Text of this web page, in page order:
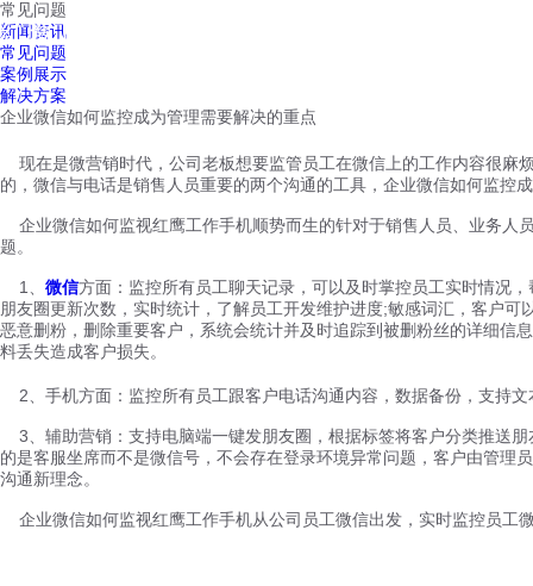
红鹰工作手机
常见问题
新闻资讯
常见问题
案例展示
解决方案
企业微信如何监控成为管理需要解决的重点
现在是微营销时代，公司老板想要监管员工在微信上的工作内容很麻
的，微信与电话是销售人员重要的两个沟通的工具，企业微信如何监控
企业微信如何监视红鹰工作手机顺势而生的针对于销售人员、业务人
题。
1、 微信方面：监控所有员工聊天记录，可以及时掌控员工实时情况
朋友圈更新次数，实时统计，了解员工开发维护进度;敏感词汇，客户
恶意删粉，删除重要客户，系统会统计并及时追踪到被删粉丝的详细信
料丢失造成客户损失。
2、手机方面：监控所有员工跟客户电话沟通内容，数据备份，支持
3、辅助营销：支持电脑端一键发朋友圈，根据标签将客户分类推送
的是客服坐席而不是微信号，不会存在登录环境异常问题，客户由管理
沟通新理念。
企业微信如何监视红鹰工作手机从公司员工微信出发，实时监控员工